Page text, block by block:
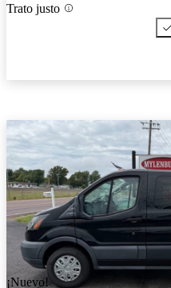
Trato justo
¡Nuevo!